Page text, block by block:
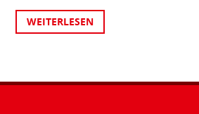
WEITERLESEN